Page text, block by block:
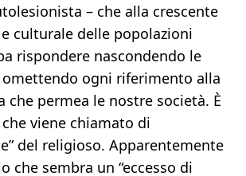
– che al­la crescente
culturale del­le popolazioni
rispondere nascondendo le
ogni riferimento alla
che permea le nostre società. È
viene chiamato di
del religioso. Apparentemente
che sembra un “eccesso di